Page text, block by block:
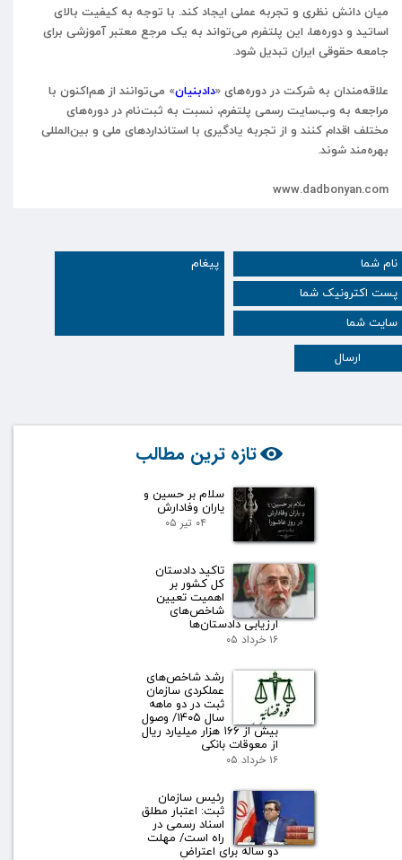
میان دانش نظری و تجربه عملی ایجاد کند. با توجه به کیفیت بالای
اساتید و دوره‌ها، این پلتفرم می‌تواند به یک مرجع معتبر آموزشی برای
جامعه حقوقی ایران تبدیل شود.
علاقه‌مندان بهشرکتدردوره‌های«دادبنیان» می‌توانند ازهم‌اکنون با
مراجعه به وب‌سایت رسمی پلتفرم، نسبت به ثبت‌نامدردوره‌های
مختلف اقدامکنند و از تجربه یادگیری با استانداردهای ملی و بین‌المللی
بهره‌مندشوند.
www.dadbonyan.com
ارسال
تازه ترین مطالب
سلام بر حسین و
یاران وفادارش
۰۴ تیر ۰۵
تاکید دادستان
کل کشور بر
اهمیت تعیین
شاخص‌های
ارزیابی دادستان‌ها
۱۶ خرداد ۰۵
رشد شاخص‌های
عملکردی سازمان
ثبت در دو ماهه
سال ۱۴۰۵/ وصول
بیش از ۱۶۶ هزار میلیارد ریال
از معوقات بانکی
۱۶ خرداد ۰۵
رئیس سازمان
ثبت: اعتبار مطلق
اسناد رسمی در
راه است/ مهلت
دو ساله برای اعتراض